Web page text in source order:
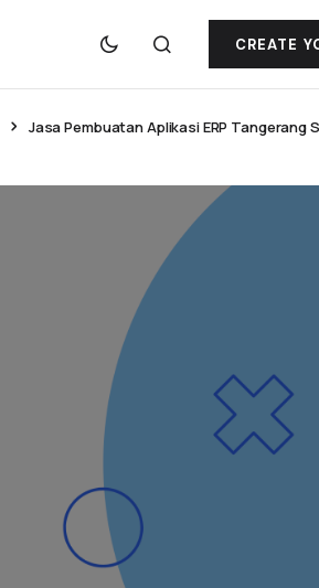
CREATE
Jasa Pembuatan Aplikasi ERP Tangerang